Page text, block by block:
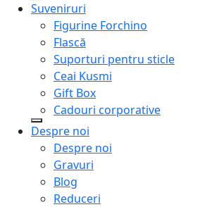
Suveniruri
Figurine Forchino
Flască
Suporturi pentru sticle
Ceai Kusmi
Gift Box
Cadouri corporative
Despre noi
Despre noi
Gravuri
Blog
Reduceri